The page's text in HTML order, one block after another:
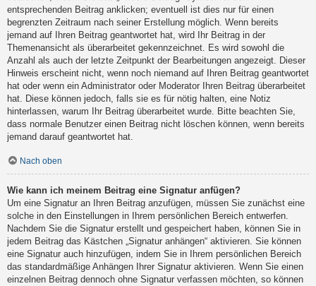
entsprechenden Beitrag anklicken; eventuell ist dies nur für einen
begrenzten Zeitraum nach seiner Erstellung möglich. Wenn bereits
jemand auf Ihren Beitrag geantwortet hat, wird Ihr Beitrag in der
Themenansicht als überarbeitet gekennzeichnet. Es wird sowohl die
Anzahl als auch der letzte Zeitpunkt der Bearbeitungen angezeigt. Dieser
Hinweis erscheint nicht, wenn noch niemand auf Ihren Beitrag geantwortet
hat oder wenn ein Administrator oder Moderator Ihren Beitrag überarbeitet
hat. Diese können jedoch, falls sie es für nötig halten, eine Notiz
hinterlassen, warum Ihr Beitrag überarbeitet wurde. Bitte beachten Sie,
dass normale Benutzer einen Beitrag nicht löschen können, wenn bereits
jemand darauf geantwortet hat.
Nach oben
Wie kann ich meinem Beitrag eine Signatur anfügen?
Um eine Signatur an Ihren Beitrag anzufügen, müssen Sie zunächst eine
solche in den Einstellungen in Ihrem persönlichen Bereich entwerfen.
Nachdem Sie die Signatur erstellt und gespeichert haben, können Sie in
jedem Beitrag das Kästchen „Signatur anhängen“ aktivieren. Sie können
eine Signatur auch hinzufügen, indem Sie in Ihrem persönlichen Bereich
das standardmäßige Anhängen Ihrer Signatur aktivieren. Wenn Sie einen
einzelnen Beitrag dennoch ohne Signatur verfassen möchten, so können